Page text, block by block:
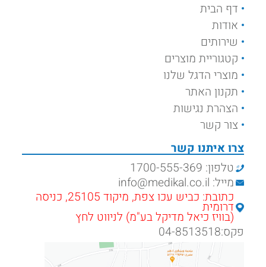
דף הבית
אודות
שירותים
קטגוריית מוצרים
מוצרי הדגל שלנו
תקנון האתר
הצהרת נגישות
צור קשר
צרו איתנו קשר
טלפון: 1700-555-369
מייל: info@medikal.co.il
כתובת: כביש עכו צפת, מיקוד 25105, כניסה
דרומית
(בוויז כיאל מדיקל בע"מ) לניווט לחץ
פקס:04-8513518